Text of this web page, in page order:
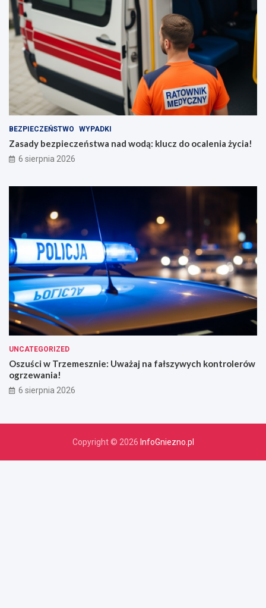
BEZPIECZEŃSTWO WYPADKI
Zasady bezpieczeństwa nad wodą: klucz do ocalenia życia!
6 sierpnia 2026
UNCATEGORIZED
Oszuści w Trzemesznie: Uważaj na fałszywych kontrolerów
ogrzewania!
6 sierpnia 2026
Copyright © 2026 InfoGniezno.pl